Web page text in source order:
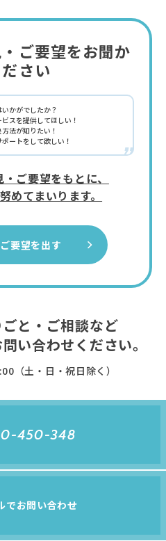
ご要望をお聞か
さい
”
かがでしたか？
スを提供してほしい！
法が知りたい！
ートをして欲しい！
ご要望をもとに、
めてまいります。
要望を出す
と・ご相談など
い合わせください。
（土・日・祝日除く）
450-348
でお問い合わせ